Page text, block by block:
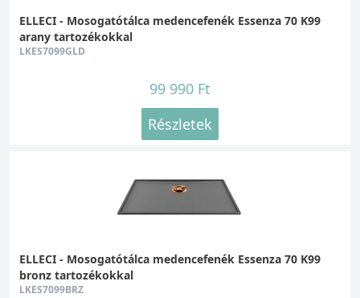
ELLECI - Mosogatótálca medencefenék Essenza 70 K99
arany tartozékokkal
LKES7099GLD
99 990 Ft
Részletek
ELLECI - Mosogatótálca medencefenék Essenza 70 K99
bronz tartozékokkal
LKES7099BRZ